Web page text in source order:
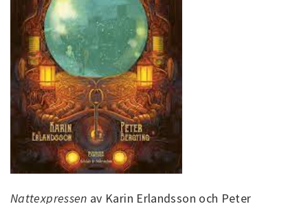
Nattexpressen av Karin Erlandsson och Peter